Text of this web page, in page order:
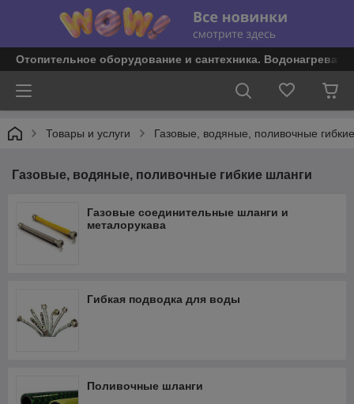
Отопительное оборудование и сантехника.
Товары и услуги Газовые, водяные, поливочные
Газовые, водяные, поливочные гибкие шланги
Газовые соединительные шланги и
металорукава
Гибкая подводка для воды
Поливочные шланги